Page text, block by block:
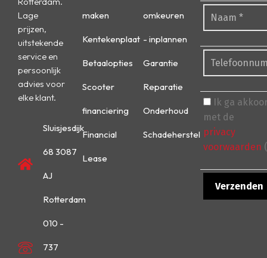
Lage
prijzen,
uitstekende
service en
persoonlijk
advies voor
elke klant.
Sluisjesdijk
68 3087
AJ
Rotterdam
010 -
737
maken
Kentekenplaat
Betaalopties
Scooter
financiering
Financial
Lease
omkeuren
- inplannen
Garantie
Reparatie
Onderhoud
Schadeherstel
Ik ga
met de
privacy
voorwaarden